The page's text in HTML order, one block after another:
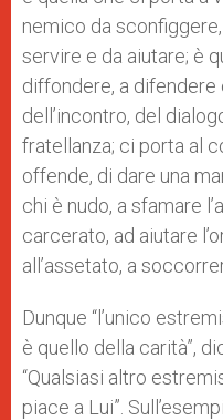
nemico da
servire e da aiutare; è
diffondere, a difendere
dell’incontro, del
fratellanza; ci porta al
offende, di dare una
chi è nudo, a sfamare
carcerato, ad aiutare
all’assetato, a
Dunque “l’unico
è quello della carità”,
“Qualsiasi altro
piace a Lui”.